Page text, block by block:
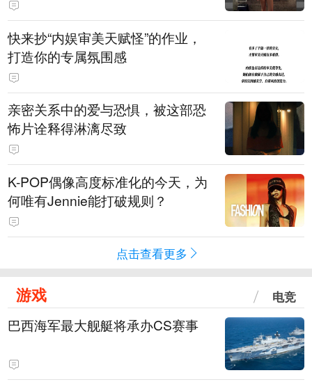
快来抄“内娱审美天赋怪”的作业，
打造你的专属氛围感
亲密关系中的爱与恐惧，被这部恐
怖片诠释得淋漓尽致
K-POP偶像高度标准化的今天，为
何唯有Jennie能打破规则？
点击查看更多
游戏 电竞
巴西海军最大舰艇将承办CS赛事